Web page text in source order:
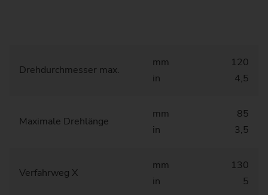
Drehdurchmesser max.
mm
in
120
4,5
Maximale Drehlänge
mm
in
85
3,5
Verfahrweg X
mm
in
130
5